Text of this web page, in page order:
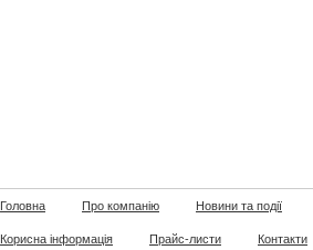
Головна Про компанію Новини та події
Корисна інформація Прайс-листи Контакти